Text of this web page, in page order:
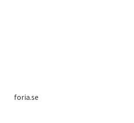
foria.se